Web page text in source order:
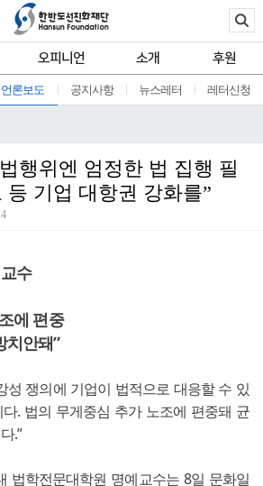
오피니언 소개 후원
언론보도 공지사항 뉴스레터 레터신청
행위엔 엄정한 법 집행 필
기업 대항권 강화를”
수
에 편중
치안돼”
성 쟁의에 기업이 법적으로 대응할 수 있
. 법의 무게중심 추가 노조에 편중돼 균
.”
법학전문대학원 명예교수는 8일 문화일